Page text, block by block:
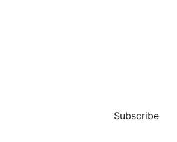
Subscribe